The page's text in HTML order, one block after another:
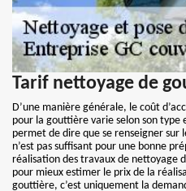
Tarif nettoyage de
D’une manière générale, le coût
pour la gouttière varie selon son type
permet de dire que se renseigner sur
n’est pas suffisant pour une bonne
réalisation des travaux de nettoyage
pour mieux estimer le prix de la
gouttière, c’est uniquement la